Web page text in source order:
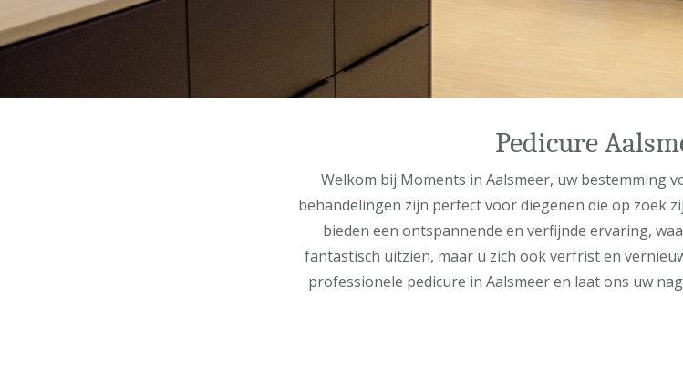
Pedicure
Welkom bij Moments in Aalsmeer, uw bestemming
behandelingen zijn perfect voor diegenen die op zoek
bieden een ontspannende en verfijnde ervaring,
fantastisch uitzien, maar u zich ook verfrist en
professionele pedicure in Aalsmeer en laat ons uw